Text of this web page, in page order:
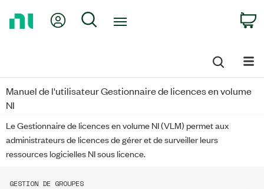
My Account
Search
Manuel de l'utilisateur Gestionnaire de licences en volume
NI
Le Gestionnaire de licences en volume NI (VLM) permet aux
administrateurs de licences de gérer et de surveiller leurs
ressources logicielles NI sous licence.
GESTION DE GROUPES